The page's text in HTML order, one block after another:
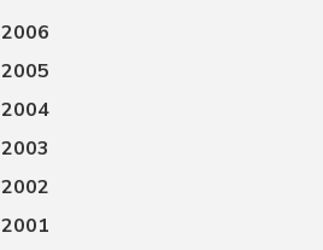
2006
2005
2004
2003
2002
2001